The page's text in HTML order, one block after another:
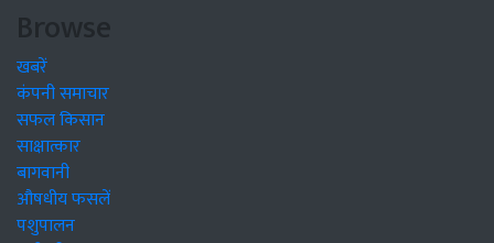
Browse
खबरें
कंपनी समाचार
सफल किसान
साक्षात्कार
बागवानी
औषधीय फसलें
पशुपालन